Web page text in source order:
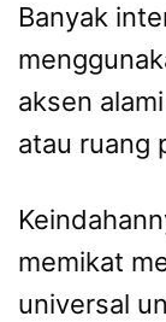
Banyak
aksen
atau ruang
memikat
universal